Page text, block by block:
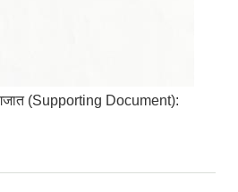
(Supporting Document):